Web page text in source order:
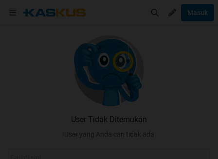
Masuk
User Tidak Ditemukan
User yang Anda cari tidak ada